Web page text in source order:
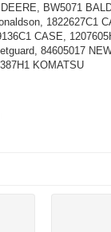
BW5071
1822627C1
CASE,
84605017
KOMATSU